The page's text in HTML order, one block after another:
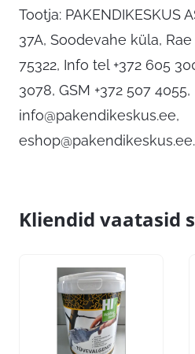
Tootja: PAKENDIKESKUS
37A, Soodevahe küla,
75322, Info tel +372 605
3078, GSM +372 507 4055,
info@pakendikeskus.ee,
eshop@pakendikeskus.ee.
Kliendid vaatasid